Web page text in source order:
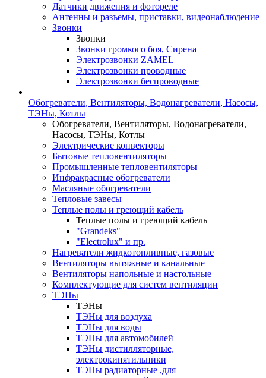
Датчики движения и фотореле
Антенны и разъемы, приставки, видеонаблюдение
Звонки
Звонки
Звонки громкого боя, Сирена
Электрозвонки ZAMEL
Электрозвонки проводные
Электрозвонки беспроводные
Обогреватели, Вентиляторы, Водонагреватели, Насосы,
ТЭНы, Котлы
Обогреватели, Вентиляторы, Водонагреватели,
Насосы, ТЭНы, Котлы
Электрические конвекторы
Бытовые тепловентиляторы
Промышленные тепловентиляторы
Инфракрасные обогреватели
Масляные обогреватели
Тепловые завесы
Теплые полы и греющий кабель
Теплые полы и греющий кабель
"Grandeks"
"Electrolux" и пр.
Нагреватели жидкотопливные, газовые
Вентиляторы вытяжные и канальные
Вентиляторы напольные и настольные
Комплектующие для систем вентиляции
ТЭНы
ТЭНы
ТЭНы для воздуха
ТЭНы для воды
ТЭНы для автомобилей
ТЭНы дистилляторные,
электрокипятильники
ТЭНы радиаторные ,для